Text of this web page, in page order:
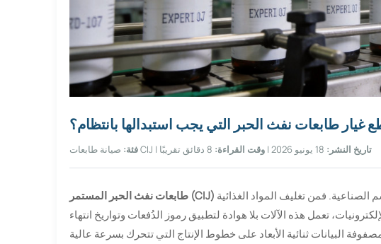
غيار طابعات نفث الحبر التي يجب استبدالها بانتظام؟
فئة:صيانة طابعات CIJ | تاريخ النشر: وقت القراءة:
طابعات نفث الحبر المستمر (CIJ) الصناعية. فمن تغليف المواد الغذائية
تعمل هذه الآلات بلا هوادة لتطبيق رموز الدُفعات وتواريخ انتهاء